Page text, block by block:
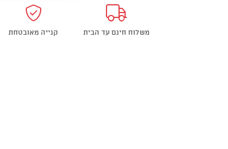
נוח
OUTDOOR
MOON
משלוח חינם עד הבית קנייה מאובטחת